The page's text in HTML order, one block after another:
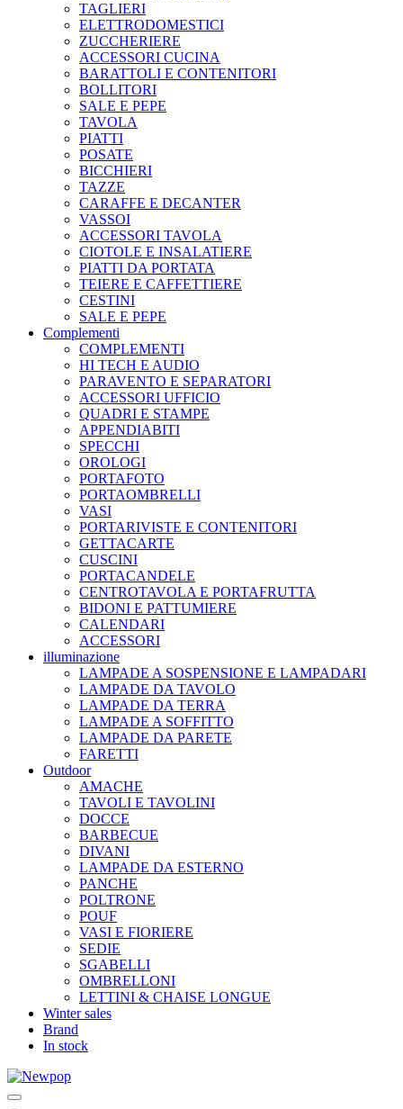
TAGLIERI
ELETTRODOMESTICI
ZUCCHERIERE
ACCESSORI CUCINA
BARATTOLI E CONTENITORI
BOLLITORI
SALE E PEPE
TAVOLA
PIATTI
POSATE
BICCHIERI
TAZZE
CARAFFE E DECANTER
VASSOI
ACCESSORI TAVOLA
CIOTOLE E INSALATIERE
PIATTI DA PORTATA
TEIERE E CAFFETTIERE
CESTINI
SALE E PEPE
Complementi
COMPLEMENTI
HI TECH E AUDIO
PARAVENTO E SEPARATORI
ACCESSORI UFFICIO
QUADRI E STAMPE
APPENDIABITI
SPECCHI
OROLOGI
PORTAFOTO
PORTAOMBRELLI
VASI
PORTARIVISTE E CONTENITORI
GETTACARTE
CUSCINI
PORTACANDELE
CENTROTAVOLA E PORTAFRUTTA
BIDONI E PATTUMIERE
CALENDARI
ACCESSORI
illuminazione
LAMPADE A SOSPENSIONE E LAMPADARI
LAMPADE DA TAVOLO
LAMPADE DA TERRA
LAMPADE A SOFFITTO
LAMPADE DA PARETE
FARETTI
Outdoor
AMACHE
TAVOLI E TAVOLINI
DOCCE
BARBECUE
DIVANI
LAMPADE DA ESTERNO
PANCHE
POLTRONE
POUF
VASI E FIORIERE
SEDIE
SGABELLI
OMBRELLONI
LETTINI & CHAISE LONGUE
Winter sales
Brand
In stock